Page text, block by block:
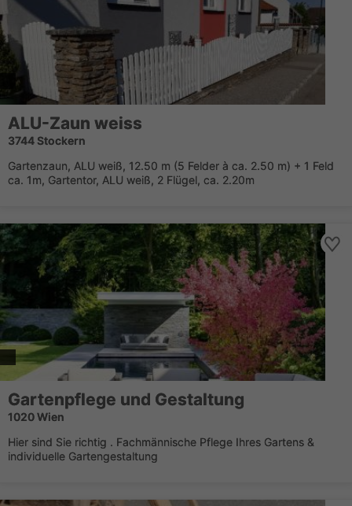
ALU-Zaun weiss
3744 Stockern
Gartenzaun, ALU weiß, 12.50 m (5 Felder à ca. 2.50 m) + 1 Feld
ca. 1m, Gartentor, ALU weiß, 2 Flügel, ca. 2.20m
Gartenpflege und Gestaltung
1020 Wien
Hier sind Sie richtig . Fachmännische Pflege Ihres Gartens &
individuelle Gartengestaltung